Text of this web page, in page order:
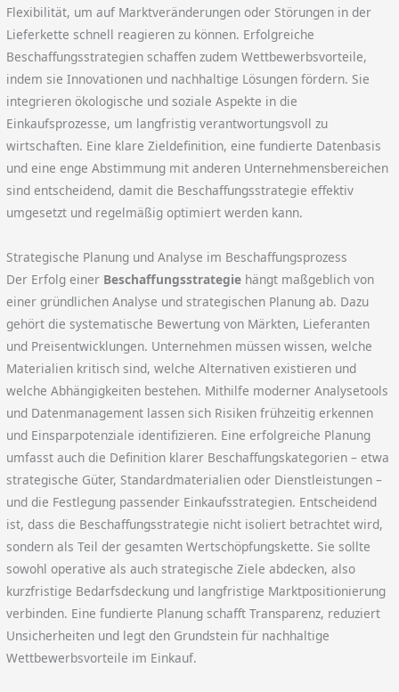
Flexibilität, um auf Marktveränderungen oder Störungen in der
Lieferkette schnell reagieren zu können. Erfolgreiche
Beschaffungsstrategien schaffen zudem Wettbewerbsvorteile,
indem sie Innovationen und nachhaltige Lösungen fördern. Sie
integrieren ökologische und soziale Aspekte in die
Einkaufsprozesse, um langfristig verantwortungsvoll zu
wirtschaften. Eine klare Zieldefinition, eine fundierte Datenbasis
und eine enge Abstimmung mit anderen Unternehmensbereichen
sind entscheidend, damit die Beschaffungsstrategie effektiv
umgesetzt und regelmäßig optimiert werden kann.
Strategische Planung und Analyse im Beschaffungsprozess
Der Erfolg einer Beschaffungsstrategie hängt maßgeblich von
einer gründlichen Analyse und strategischen Planung ab. Dazu
gehört die systematische Bewertung von Märkten, Lieferanten
und Preisentwicklungen. Unternehmen müssen wissen, welche
Materialien kritisch sind, welche Alternativen existieren und
welche Abhängigkeiten bestehen. Mithilfe moderner Analysetools
und Datenmanagement lassen sich Risiken frühzeitig erkennen
und Einsparpotenziale identifizieren. Eine erfolgreiche Planung
umfasst auch die Definition klarer Beschaffungskategorien – etwa
strategische Güter, Standardmaterialien oder Dienstleistungen –
und die Festlegung passender Einkaufsstrategien. Entscheidend
ist, dass die Beschaffungsstrategie nicht isoliert betrachtet wird,
sondern als Teil der gesamten Wertschöpfungskette. Sie sollte
sowohl operative als auch strategische Ziele abdecken, also
kurzfristige Bedarfsdeckung und langfristige Marktpositionierung
verbinden. Eine fundierte Planung schafft Transparenz, reduziert
Unsicherheiten und legt den Grundstein für nachhaltige
Wettbewerbsvorteile im Einkauf.